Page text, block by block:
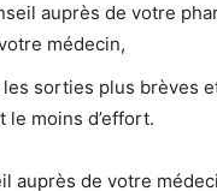
auprès de votre
médecin,
sorties plus brèves
le moins d’effort.
auprès de votre